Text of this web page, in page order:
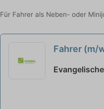
Für Fahrer als Neben- oder
Fahrer (m/